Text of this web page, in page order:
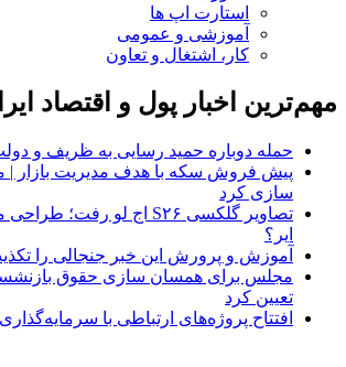
استارت اپ ها
آموزشی و عمومی
کار، اشتغال و تعاون
مهم‌ترین اخبار پول و اقتصاد
حمله دوباره حمید رسایی به ظریف و
پیش فروش سکه با هدف مدیریت بازار |
سازی کرد
ایر؟
آموزش و پرورش این خبر جنجالی را
مجلس برای همسان سازی حقوق
تعیین کرد
افتتاح پروژه‌های ارتباطی با سرمایه‌گذاری بیش